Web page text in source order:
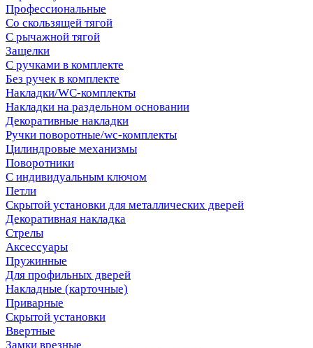
Профессиональные
Со скользящей тягой
С рычажной тягой
Защелки
С ручками в комплекте
Без ручек в комплекте
Накладки/WC-комплекты
Накладки на раздельном основании
Декоративные накладки
Ручки поворотные/wc-комплекты
Цилиндровые механизмы
Поворотники
С индивидуальным ключом
Петли
Скрытой установки для металлических дверей
Декоративная накладка
Стрелы
Аксессуары
Пружинные
Для профильных дверей
Накладные (карточные)
Приварные
Скрытой установки
Ввертные
Замки врезные